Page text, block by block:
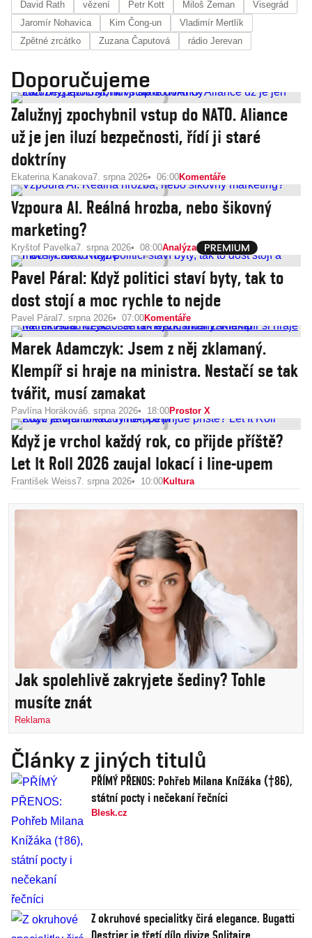
David Rath vězení Petr Kott Miloš Zeman
Visegrád
Jaromír Nohavica
Kim Čong-un
Vladimír Mertlík
Zpětné zrcátko
Zuzana Čaputová rádio Jerevan
Doporučujeme
Zalužnyj zpochybnil vstup do NATO. Aliance
už je jen iluzí bezpečnosti, řídí ji staré
doktríny
Ekaterina Kanakova7. srpna 2026 06:00Komentáře
Vzpoura AI. Reálná hrozba, nebo šikovný
marketing?
Kryštof Pavelka7. srpna 2026 08:00Analýza
Pavel Páral: Když politici staví byty, tak to
dost stojí a moc rychle to nejde
Pavel Páral 7. srpna 2026 07:00Komentáře
Marek Adamczyk: Jsem z něj zklamaný.
Klempíř si hraje na ministra. Nestačí se tak
tvářit, musí zamakat
Pavlína Horáková6. srpna 2026 18:00Prostor X
Když je vrchol každý rok, co přijde příště?
Let It Roll 2026 zaujal lokací i line-upem
František Weiss7. srpna 2026 10:00Kultura
Jak spolehlivě zakryjete šediny? Tohle
musíte znát
Reklama
Články z jiných titulů
PŘÍMÝ PŘENOS: Pohřeb Milana Knížáka (†86),
státní pocty i nečekaní řečníci
Blesk.cz
Z okruhové specialitky čirá elegance. Bugatti